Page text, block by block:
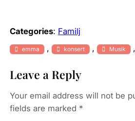
Categories: Familj
emma , konsert , Musik ,
Leave a Reply
Your email address will not be
fields are marked *